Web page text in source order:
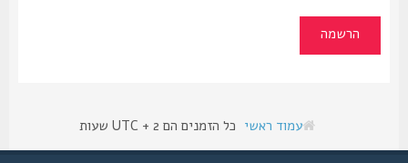
הרשמה
עמוד ראשי כל הזמנים הם UTC + 2 שעות